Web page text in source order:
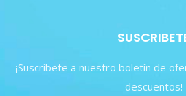
¡Suscríbete a nuestro boletín de
descuentos!